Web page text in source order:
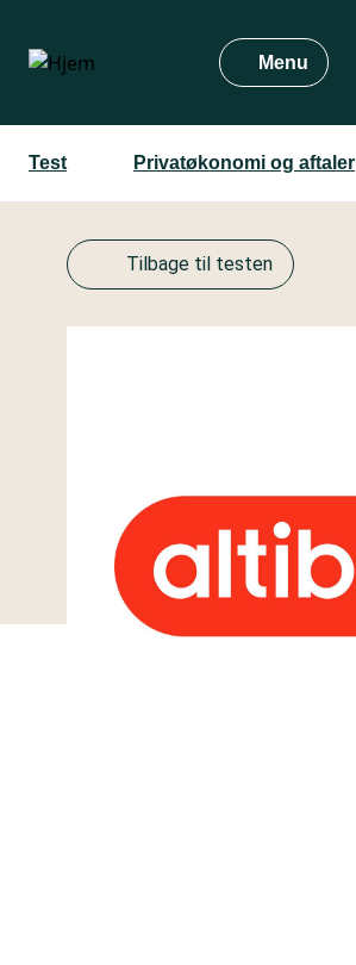
hovedindhold
Menu
Test Privatøkonomi og aftaler
Tilbage til testen